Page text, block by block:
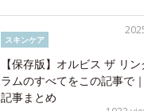
スキンケア
【保存版】オルビス ザ リ
ラムのすべてをこの記事で
記事まとめ